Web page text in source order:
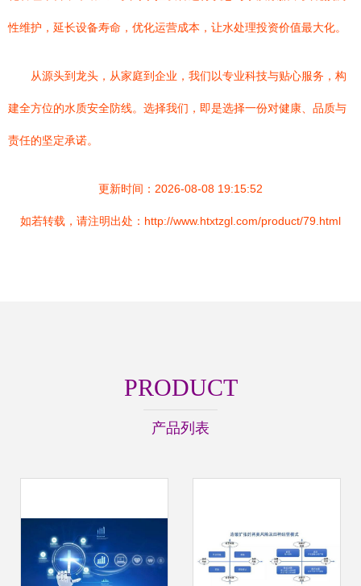
性维护，延长设备寿命，优化运营成本，让水处理投资价值最大化。
从源头到龙头，从家庭到企业，我们以专业科技与贴心服务，构
建全方位的水质安全防线。选择我们，即是选择一份对健康、品质与
责任的坚定承诺。
更新时间：2026-08-08 19:15:52
如若转载，请注明出处：http://www.htxtzgl.com/product/79.html
PRODUCT
产品列表